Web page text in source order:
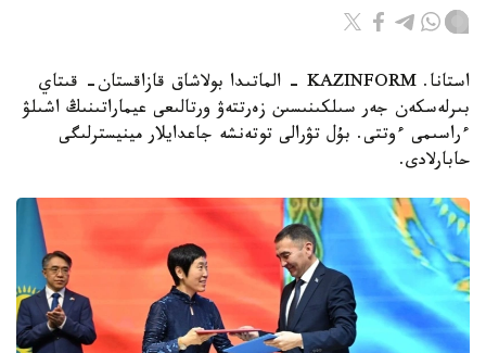
استانا. KAZINFORM - الماتىدا بولاشاق قازاقستان- قىتاي
بىرلەسكەن جەر سىلكىنىسىن زەرتتەۋ ورتالىعى عيماراتىنىڭ اشىلۋ
ءراسىمى ءوتتى. بۇل تۋرالى توتەنشە جاعدايلار مينيسترلىگى
حابارلادى.